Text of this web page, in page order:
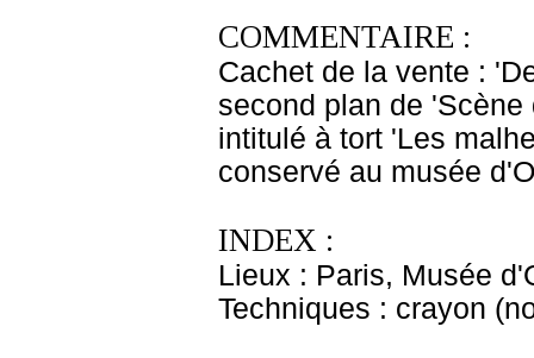
COMMENTAIRE :
Cachet de la vente :
second plan de
intitulé à tort 'Les
conservé au musée
INDEX :
Lieux : Paris, Musée
Techniques : crayon